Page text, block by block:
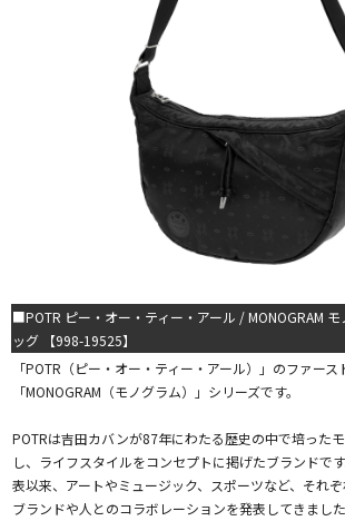
■POTR ピー・オー・ティー・アール / MONOGRAM
ッグ 【998-19525】
「POTR（ピー・オー・ティー・アール）」のファー
「MONOGRAM（モノグラム）」シリーズです。
POTRは吉田カバンが87年にわたる歴史の中で培った
し、ライフスタイルをコンセプトに掲げたブランドで
表以来、アートやミュージック、スポーツなど、それ
ブランドや人とのコラボレーションを発表してきました